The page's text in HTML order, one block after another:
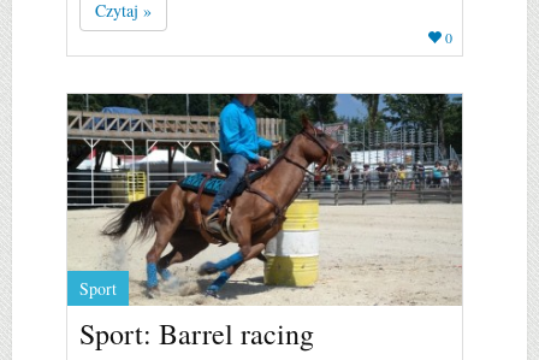
Czytaj »
0
Sport
Sport: Barrel racing